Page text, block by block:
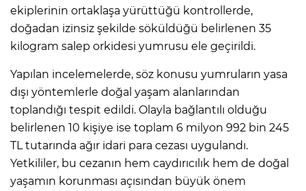
ekiplerinin ortaklaşa yürüttüğü kontrollerde,
doğadan izinsiz şekilde söküldüğü belirlenen 35
kilogram salep orkidesi yumrusu ele geçirildi.
Yapılan incelemelerde, söz konusu yumruların yasa
dışı yöntemlerle doğal yaşam alanlarından
toplandığı tespit edildi. Olayla bağlantılı olduğu
belirlenen 10 kişiye ise toplam 6 milyon 992 bin 245
TL tutarında ağır idari para cezası uygulandı.
Yetkililer, bu cezanın hem caydırıcılık hem de doğal
yaşamın korunması açısından büyük önem